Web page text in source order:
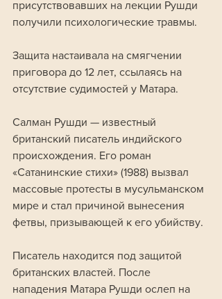
присутствовавших на лекции Рушди
получили психологические травмы.
Защита настаивала на смягчении
приговора до 12 лет, ссылаясь на
отсутствие судимостей у Матара.
Салман Рушди — известный
британский писатель индийского
происхождения. Его роман
«Сатанинские стихи» (1988) вызвал
массовые протесты в мусульманском
мире и стал причиной вынесения
фетвы, призывающей к его убийству.
Писатель находится под защитой
британских властей. После
нападения Матара Рушди ослеп на